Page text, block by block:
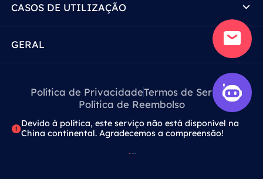
CASOS DE UTILIZAÇÃO
GERAL
Política de PrivacidadeTermos de Serviço
Política de Reembolso
Devido à política, este serviço não está disponível na
China continental. Agradecemos a compreensão!